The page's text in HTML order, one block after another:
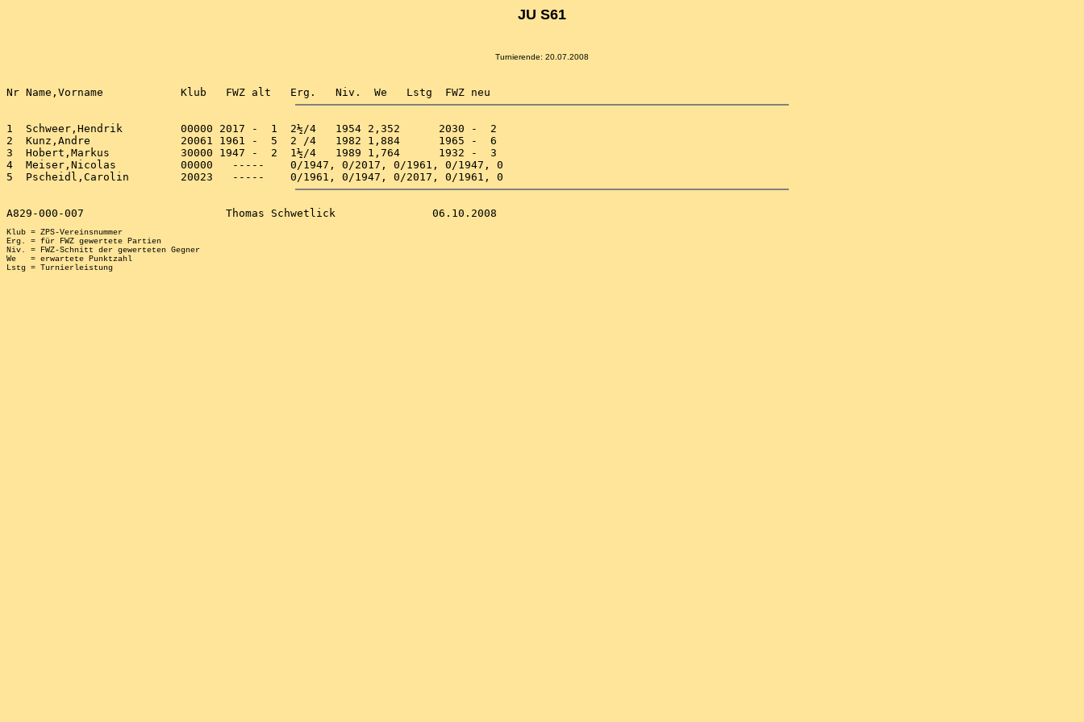
JU S61
Turnierende: 20.07.2008
1  Schweer,Hendrik         00000 2017 -  1  2½/4   1954 2,352      2030 -  2
2  Kunz,Andre              20061 1961 -  5  2 /4   1982 1,884      1965 -  6
3  Hobert,Markus           30000 1947 -  2  1½/4   1989 1,764      1932 -  3
4  Meiser,Nicolas          00000   -----    0/1947, 0/2017, 0/1961, 0/1947, 0
Klub = ZPS-Vereinsnummer
Erg. = für FWZ gewertete Partien
Niv. = FWZ-Schnitt der gewerteten Gegner
We   = erwartete Punktzahl